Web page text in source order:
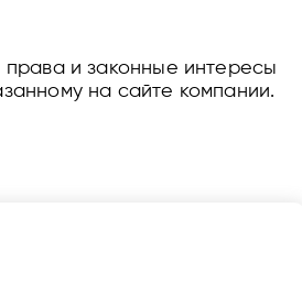
и законные интересы
на сайте компании.